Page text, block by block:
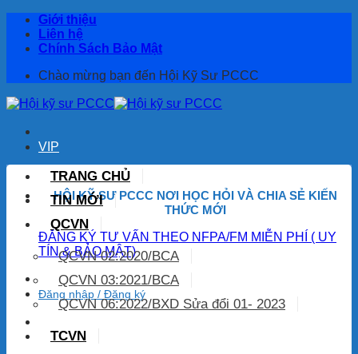
qua
Giới thiệu
Liên hệ
Chính Sách Bảo Mật
Chào mừng bạn đến Hội Kỹ Sư PCCC
VIP
HỘI KỸ SƯ PCCC NƠI HỌC HỎI VÀ CHIA SẺ KIẾN
THỨC MỚI
ĐĂNG KÝ TƯ VẤN THEO NFPA/FM MIỄN PHÍ ( UY
TÍN & BẢO MẬT)
Đăng nhập / Đăng ký
TRANG CHỦ
TIN MỚI
QCVN
QCVN 02:2020/BCA
QCVN 03:2021/BCA
QCVN 06:2022/BXD Sửa đổi 01- 2023
TCVN